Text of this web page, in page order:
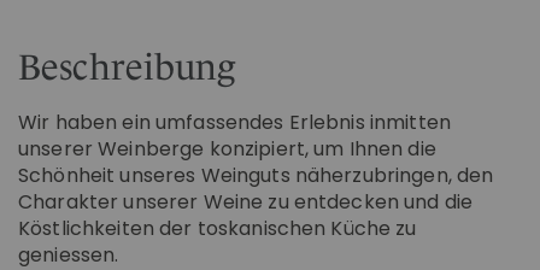
Beschreibung
Wir haben ein umfassendes Erlebnis inmitten
unserer Weinberge konzipiert, um Ihnen die
Schönheit unseres Weinguts näherzubringen, den
Charakter unserer Weine zu entdecken und die
Köstlichkeiten der toskanischen Küche zu
geniessen.